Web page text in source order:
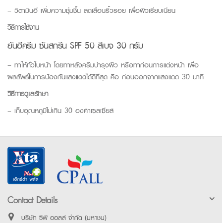
– วิตามินอี เพิ่มความชุ่มชื้น ลดเลือนริ้วรอย เพื่อผิวเรียบเนียน
วิธีการใช้งาน
ยันฮีครีม ซันสกรีน SPF 50 สีเบจ 30 กรัม
– ทาให้ทั่วใบหน้า โดยทาหลังครีมบำรุงผิว หรือทาก่อนการแต่งหน้า เพื่อ
ผลลัพธ์ในการป้องกันแสงแดดได้ดีที่สุด คือ ก่อนออกจากแสงแดด 30 นาที
วิธีการดูแลรักษา
– เก็บอุณหภูมิไม่เกิน 30 องศาเซลเซียส
Contact Details
บริษัท ซีพี ออลล์ จำกัด (มหาชน)